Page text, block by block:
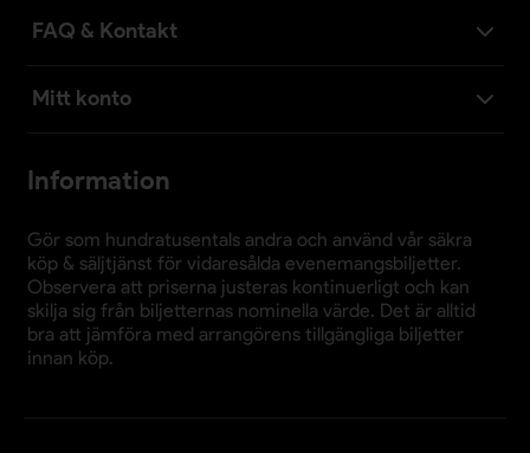
FAQ & Kontakt
Mitt konto
Information
Gör som hundratusentals andra och använd vår säkra
köp & säljtjänst för vidaresålda evenemangsbiljetter.
Observera att priserna justeras kontinuerligt och kan
skilja sig från biljetternas nominella värde. Det är alltid
bra att jämföra med arrangörens tillgängliga biljetter
innan köp.